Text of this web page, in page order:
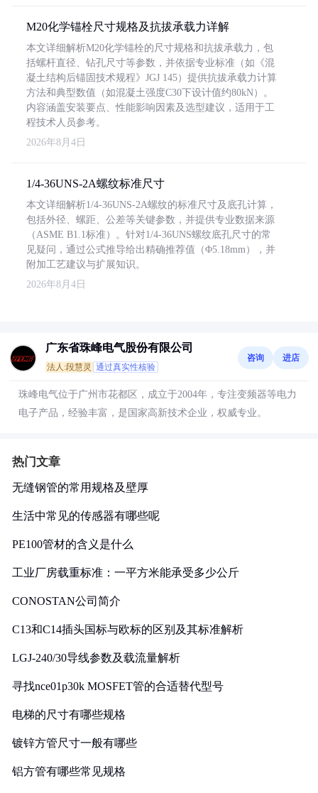
M20化学锚栓尺寸规格及抗拔承载力详解
本文详细解析M20化学锚栓的尺寸规格和抗拔承载力，包
括螺杆直径、钻孔尺寸等参数，并依据专业标准（如《混
凝土结构后锚固技术规程》JGJ 145）提供抗拔承载力计算
方法和典型数值（如混凝土强度C30下设计值约80kN）。
内容涵盖安装要点、性能影响因素及选型建议，适用于工
程技术人员参考。
2026年8月4日
1/4-36UNS-2A螺纹标准尺寸
本文详细解析1/4-36UNS-2A螺纹的标准尺寸及底孔计算，
包括外径、螺距、公差等关键参数，并提供专业数据来源
（ASME B1.1标准）。针对1/4-36UNS螺纹底孔尺寸的常
见疑问，通过公式推导给出精确推荐值（Φ5.18mm），并
附加工艺建议与扩展知识。
2026年8月4日
广东省珠峰电气股份有限公司
法人:段慧灵 通过真实性核验
咨询 进店
珠峰电气位于广州市花都区，成立于2004年，专注变频器等电力
电子产品，经验丰富，是国家高新技术企业，权威专业。
热门文章
无缝钢管的常用规格及壁厚
生活中常见的传感器有哪些呢
PE100管材的含义是什么
工业厂房载重标准：一平方米能承受多少公斤
CONOSTAN公司简介
C13和C14插头国标与欧标的区别及其标准解析
LGJ-240/30导线参数及载流量解析
寻找nce01p30k MOSFET管的合适替代型号
电梯的尺寸有哪些规格
镀锌方管尺寸一般有哪些
铝方管有哪些常见规格